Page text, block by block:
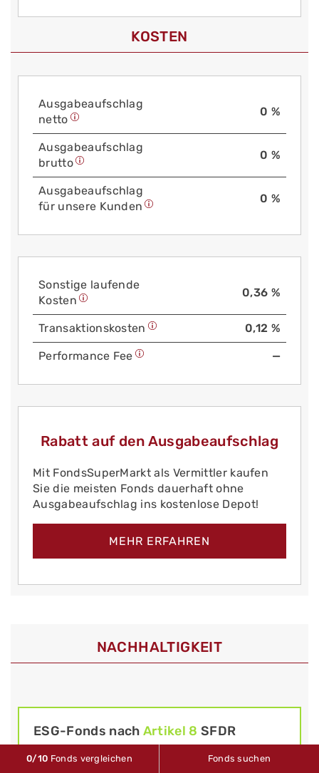
KOSTEN
Aus­gabe­auf­schlag
netto
0 %
Aus­gabe­auf­schlag
brutto
0 %
Aus­gabe­auf­schlag
für unsere Kunden
0 %
Sonstige laufende
Kosten
0,36 %
Trans­aktions­kosten 0,12 %
Performance Fee —
Rabatt auf den Ausgabeaufschlag
Mit FondsSuperMarkt als Vermittler kaufen
Sie die meisten Fonds dauerhaft ohne
Ausgabeaufschlag ins kostenlose Depot!
MEHR ERFAHREN
NACHHALTIGKEIT
ESG-Fonds nach Artikel 8 SFDR
Fonds mit ESG-Merkmalen ("hellgrüne"
0/10 Fonds vergleichen Fonds suchen